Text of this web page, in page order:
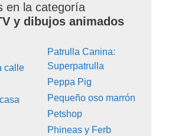
en la categoría
y dibujos animados
calle
Patrulla Canina:
Superpatrulla
Peppa Pig
Pequeño oso marrón
Petshop
Phineas y Ferb